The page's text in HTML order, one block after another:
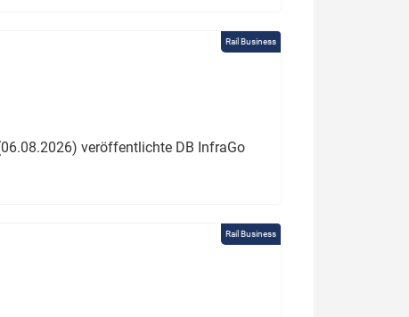
Rail Business
veröffentlichte DB InfraGo
Rail Business